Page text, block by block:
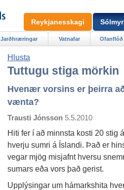
Hlusta
Tuttugu stiga mörkin
Hvenær vorsins er þeirra
vænta?
Trausti Jónsson 5.5.2010
Hiti fer í að minnsta kosti 20 stig á
hverju sumri á Íslandi. Það er
vegar mjög misjafnt hversu
sumars eða vors það gerist.
Upplýsingar um hámarkshita
Jarðhræringar Vatnafar Ofanflóð
Reykjanesskagi